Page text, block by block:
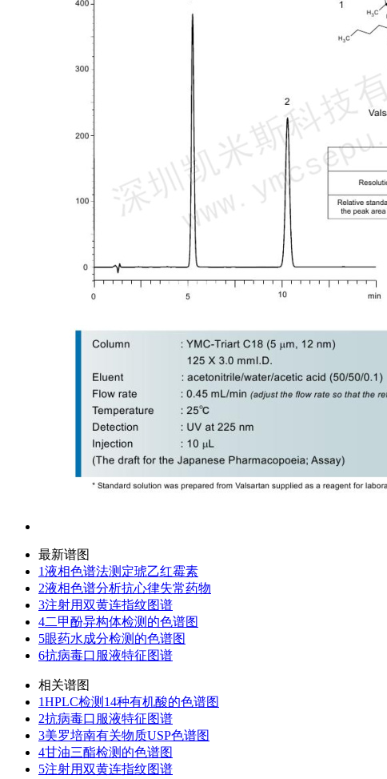
最新谱图
1液相色谱法测定琥乙红霉素
2液相色谱分析抗心律失常药物
3注射用双黄连指纹图谱
4二甲酚异构体检测的色谱图
5眼药水成分检测的色谱图
6抗病毒口服液特征图谱
相关谱图
1HPLC检测14种有机酸的色谱图
2抗病毒口服液特征图谱
3美罗培南有关物质USP色谱图
4甘油三酯检测的色谱图
5注射用双黄连指纹图谱